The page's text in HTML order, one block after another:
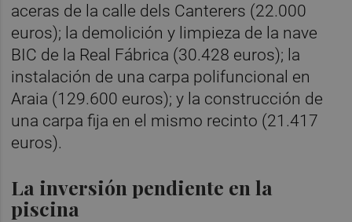
aceras de la calle dels Canterers (22.000
euros); la demolición y limpieza de la nave
BIC de la Real Fábrica (30.428 euros); la
instalación de una carpa polifuncional en
Araia (129.600 euros); y la construcción de
una carpa fija en el mismo recinto (21.417
euros).
La inversión pendiente en la
piscina